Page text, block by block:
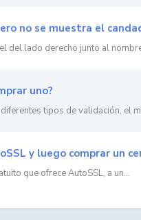
no se muestra el
del lado derecho junto al
uno?
tipos de validación, el
y luego comprar un
que ofrece AutoSSL, a un...